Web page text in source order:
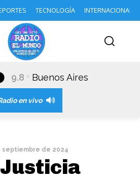
TECNOLOGÍA INTERNACIONAL
9.8 C Buenos Aires
en vivo
septiembre de 2024